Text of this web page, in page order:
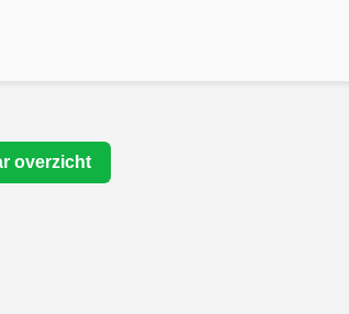
overzicht